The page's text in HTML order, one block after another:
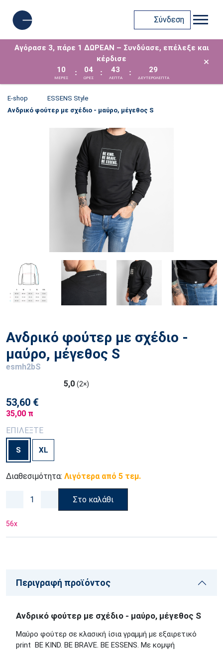
Σύνδεση
Αγόρασε 3, πάρε 1 ΔΩΡΕΑΝ – Συνδύασε, επέλεξε και
κέρδισε
10
ΜΈΡΕΣ
: 04
ΩΡΕΣ
: 43
ΛΕΠΤΑ
: 29
ΔΕΥΤΕΡΟΛΕΠΤΑ
×
E-shop
ESSENS Style
Ανδρικό φούτερ με σχέδιο - μαύρο, μέγεθος S
Ανδρικό φούτερ με σχέδιο -
μαύρο, μέγεθος S
esmh2bS
5,0 (2×)
53,60 €
35,00 π
ΕΠΙΛΕΞΤΕ
S XL
Διαθεσιμότητα: Λιγότερα από 5 τεμ.
Στο καλάθι
56x
Περιγραφή προϊόντος
Ανδρικό φούτερ με σχέδιο - μαύρο, μέγεθος S
Μαύρο φούτερ σε κλασική ίσια γραμμή με εξαιρετικό
print BE KIND. BE BRAVE. BE ESSENS. Με κομψή